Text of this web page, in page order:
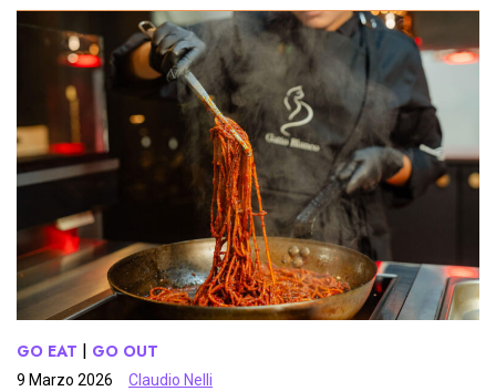
GO EAT | GO OUT
9 Marzo 2026 Claudio Nelli